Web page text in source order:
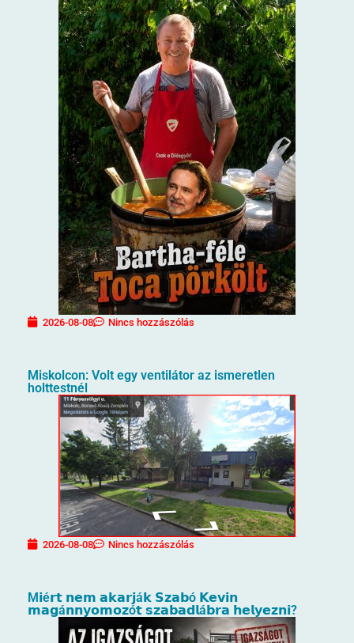
2026-08-08 Nincs hozzászólás
Miskolcon: Volt egy ventilátor az ismeretlen
holttestnél
2026-08-08 Nincs hozzászólás
M𝗶é𝗿𝘁 𝗻𝗲𝗺 𝗮𝗸𝗮𝗿𝗷á𝗸 𝗦𝘇𝗮𝗯ó 𝗞𝗲𝘃𝗶𝗻
𝗺𝗮𝗴á𝗻𝗻𝘆𝗼𝗺𝗼𝘇ó𝘁 𝘀𝘇𝗮𝗯𝗮𝗱𝗹á𝗯𝗿𝗮 𝗵𝗲𝗹𝘆𝗲𝘇𝗻𝗶?